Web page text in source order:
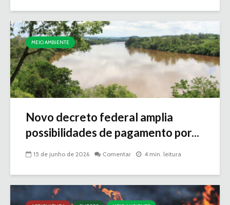
MEIO AMBIENTE
Novo decreto federal amplia
possibilidades de pagamento por...
15 de junho de 2026 Comentar 4 min. leitura